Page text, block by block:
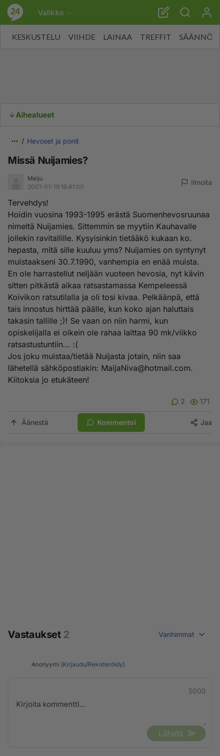
Valikko
KESKUSTELU VIIHDE LAINAA TREFFIT SÄÄNNÖT
Aihealueet
Hevoset ja ponit
Missä Nuijamies?
Meiju
2001-01-19 16:41:00
Ilmoita
Tervehdys!
Hoidin vuosina 1993-1995 erästä Suomenhevosruunaa
nimeltä Nuijamies. Sittemmin se myytiin Kauhavalle
jollekin ravitallille. Kysyisinkin tietääkö kukaan ko.
hepasta, mitä sille kuuluu yms? Nuijamies on syntynyt
muistaakseni 30.7.1990, vanhempia en enää muista.
En ole harrastellut neljään vuoteen hevosia, nyt kävin
sitten pitkästä aikaa ratsastamassa Kempeleessä
Koivikon ratsutilalla ja oli tosi kivaa. Pelkäänpä, että
tais innostus hirttää päälle, kun koko ajan haluttais
takasin tallille ;)! Se vaan on niin harmi, kun
opiskelijalla ei oikein ole rahaa laittaa 90 mk/viikko
ratsastustuntiin... :(
Jos joku muistaa/tietää Nuijasta jotain, niin saa
lähetellä sähköpostiakin: MaijaNiva@hotmail.com.
Kiitoksia jo etukäteen!
2 171
Äänestä Kommentoi Jaa
Vastaukset 2 Vanhimmat
Anonyymi (Kirjaudu/Rekisteröidy)
5000
Lähetä